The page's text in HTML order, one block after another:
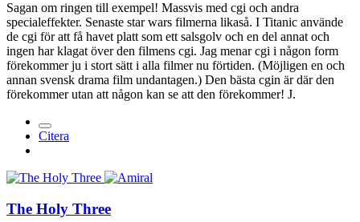
Sagan om ringen till exempel! Massvis med cgi och andra
specialeffekter. Senaste star wars filmerna likaså. I Titanic använde
de cgi för att få havet platt som ett salsgolv och en del annat och
ingen har klagat över den filmens cgi. Jag menar cgi i någon form
förekommer ju i stort sätt i alla filmer nu förtiden. (Möjligen en och
annan svensk drama film undantagen.) Den bästa cgin är där den
förekommer utan att någon kan se att den förekommer! J.
Citera
The Holy Three